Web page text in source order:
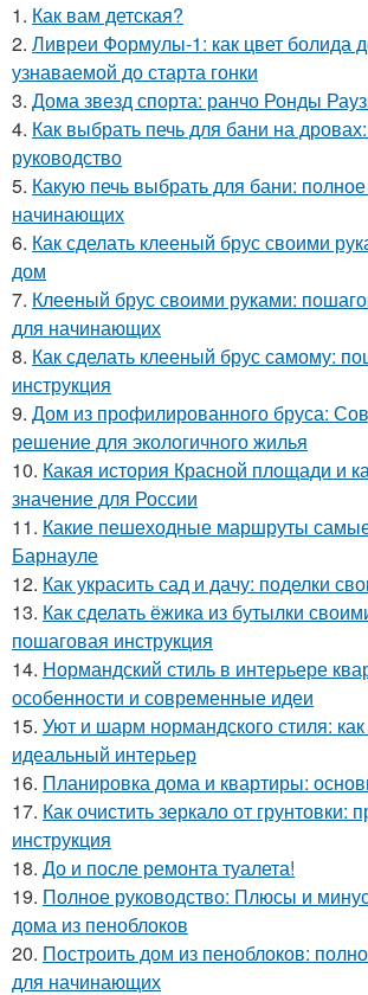
1. Как вам детская?
2. Ливреи Формулы-1: как цвет болида
узнаваемой до старта гонки
3. Дома звезд спорта: ранчо Ронды
4. Как выбрать печь для бани на
руководство
5. Какую печь выбрать для бани:
начинающих
6. Как сделать клееный брус своими
дом
7. Клееный брус своими руками:
для начинающих
8. Как сделать клееный брус самому:
инструкция
9. Дом из профилированного бруса:
решение для экологичного жилья
10. Какая история Красной площади и
значение для России
11. Какие пешеходные маршруты
Барнауле
12. Как украсить сад и дачу: поделки
13. Как сделать ёжика из бутылки
пошаговая инструкция
14. Нормандский стиль в интерьере
особенности и современные идеи
15. Уют и шарм нормандского стиля: как
идеальный интерьер
16. Планировка дома и квартиры:
17. Как очистить зеркало от грунтовки:
инструкция
18. До и после ремонта туалета!
19. Полное руководство: Плюсы и
дома из пеноблоков
20. Построить дом из пеноблоков:
для начинающих